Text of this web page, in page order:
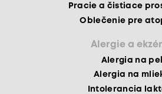
Pracie a čistiace
Oblečenie pre
Alergie a
Alergia na
Alergia na
Intolerancia